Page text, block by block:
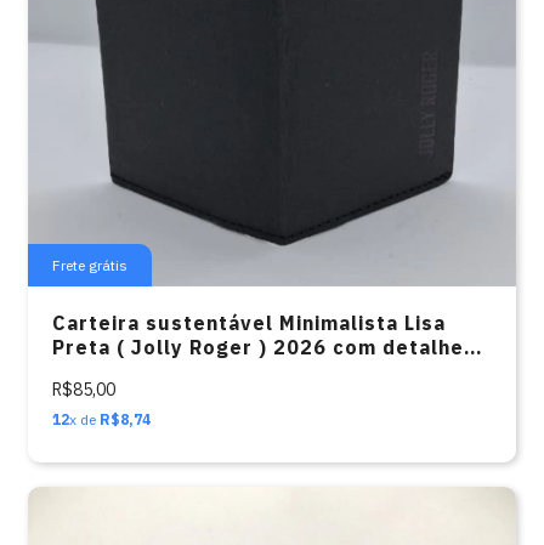
Frete grátis
Carteira sustentável Minimalista Lisa
Preta ( Jolly Roger ) 2026 com detalhe
R$85,00
12x de R$8,74